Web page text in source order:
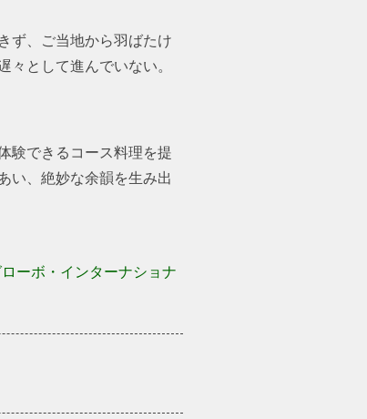
々として進んでいない。
い、絶妙な余韻を生み出